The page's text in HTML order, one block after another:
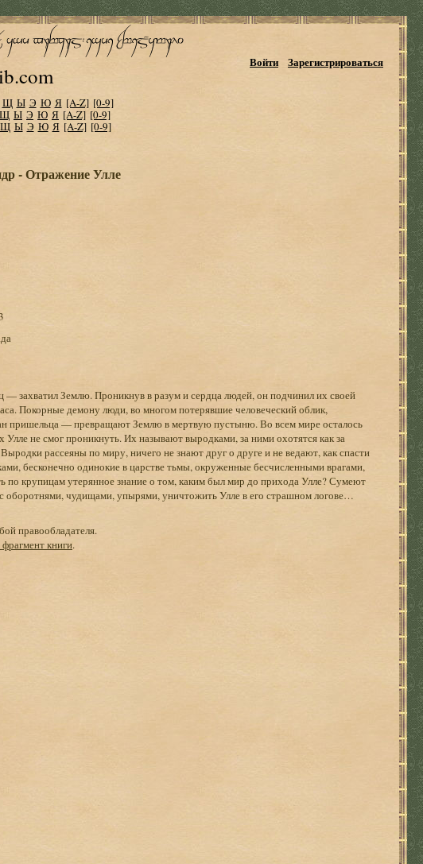
Войти Зарегистрироваться
Щ Ы Э Ю Я [A-Z] [0-9]
Щ Ы Э Ю Я [A-Z] [0-9]
Щ Ы Э Ю Я [A-Z] [0-9]
- Отражение Улле
захватил Землю. Проникнув в разум и сердца людей, он подчинил их своей
Покорные демону люди, во многом потерявшие человеческий облик,
пришельца — превращают Землю в мертвую пустыню. Во всем мире осталось
Улле не смог проникнуть. Их называют выродками, за ними охотятся как за
рассеяны по миру, ничего не знают друг о друге и не ведают, как спасти
бесконечно одинокие в царстве тьмы, окруженные бесчисленными врагами,
по крупицам утерянное знание о том, каким был мир до прихода Улле? Сумеют
оборотнями, чудищами, упырями, уничтожить Улле в его страшном логове…
правообладателя.
книги.